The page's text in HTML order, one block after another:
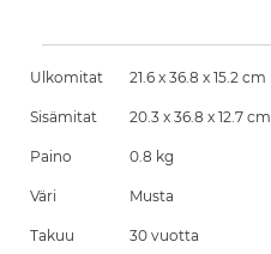
Ulkomitat 21.6 x 36.8 x 15.2 cm
Sisämitat 20.3 x 36.8 x 12.7 cm
Paino 0.8 kg
Väri Musta
Takuu
30 vuotta